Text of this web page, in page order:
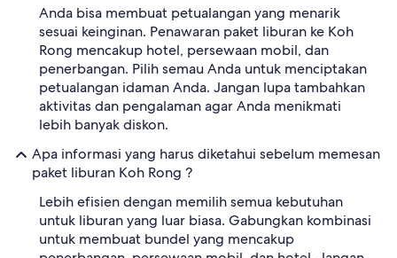
Anda bisa membuat petualangan yang menarik
sesuai keinginan. Penawaran paket liburan ke Koh
Rong mencakup hotel, persewaan mobil, dan
penerbangan. Pilih semau Anda untuk menciptakan
petualangan idaman Anda. Jangan lupa tambahkan
aktivitas dan pengalaman agar Anda menikmati
lebih banyak diskon.
Apa informasi yang harus diketahui sebelum memesan
paket liburan Koh Rong ?
Lebih efisien dengan memilih semua kebutuhan
untuk liburan yang luar biasa. Gabungkan kombinasi
untuk membuat bundel yang mencakup